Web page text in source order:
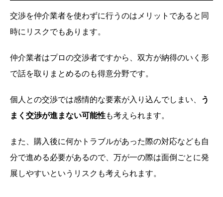
交渉を仲介業者を使わずに行うのはメリットであると同
時にリスクでもあります。
仲介業者はプロの交渉者ですから、双方が納得のいく形
で話を取りまとめるのも得意分野です。
個人との交渉では感情的な要素が入り込んでしまい、
う
まく交渉が進まない可能性も考えられます。
また、購入後に何かトラブルがあった際の対応なども自
分で進める必要があるので、万が一の際は面倒ごとに発
展しやすいというリスクも考えられます。